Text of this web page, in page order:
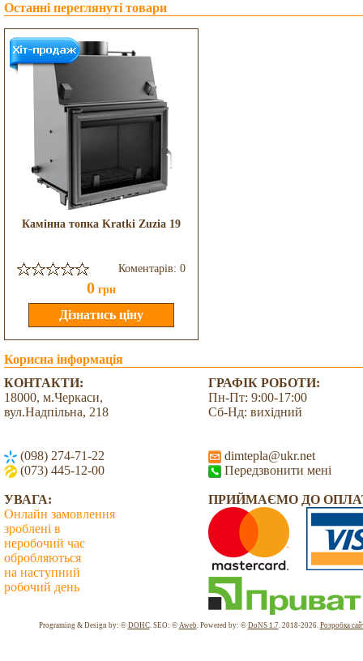
Останні переглянуті товари
Камінна топка Kratki Zuzia 19
Коментарів: 0
0 грн
Корисна інформація
КОНТАКТИ:
18000, м.Черкаси,
вул.Надпільна, 218
(098) 274-71-22
(073) 445-12-00
ГРАФІК РОБОТИ:
Пн-Пт: 9:00-17:00
Сб-Нд: вихідний
dimtepla@ukr.net
Передзвонити мені
УВАГА:
Онлайн замовлення
зроблені в
неробочий час
обробляються
на наступний
робочий день
ПРИЙМАЄМО ДО
Programing & Design by: © DOHC. SEO: © Aweb. Powered by: © DoNS 1.7. 2018-2026. Розробка